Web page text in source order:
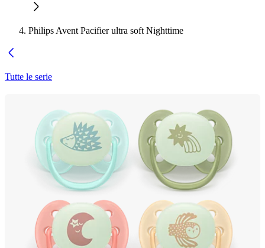
Philips Avent Pacifier ultra soft Nighttime
Tutte le serie